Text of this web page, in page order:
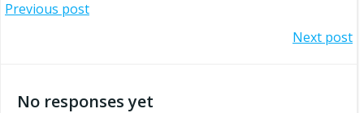
Post
Previous post
navigation
Next post
No responses yet